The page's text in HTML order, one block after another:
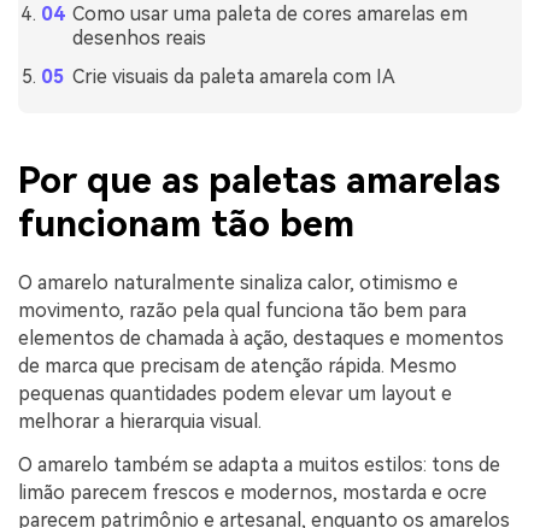
Como usar uma paleta de cores amarelas em
desenhos reais
Crie visuais da paleta amarela com IA
Por que as paletas amarelas
funcionam tão bem
O amarelo naturalmente sinaliza calor, otimismo e
movimento, razão pela qual funciona tão bem para
elementos de chamada à ação, destaques e momentos
de marca que precisam de atenção rápida. Mesmo
pequenas quantidades podem elevar um layout e
melhorar a hierarquia visual.
O amarelo também se adapta a muitos estilos: tons de
limão parecem frescos e modernos, mostarda e ocre
parecem patrimônio e artesanal, enquanto os amarelos